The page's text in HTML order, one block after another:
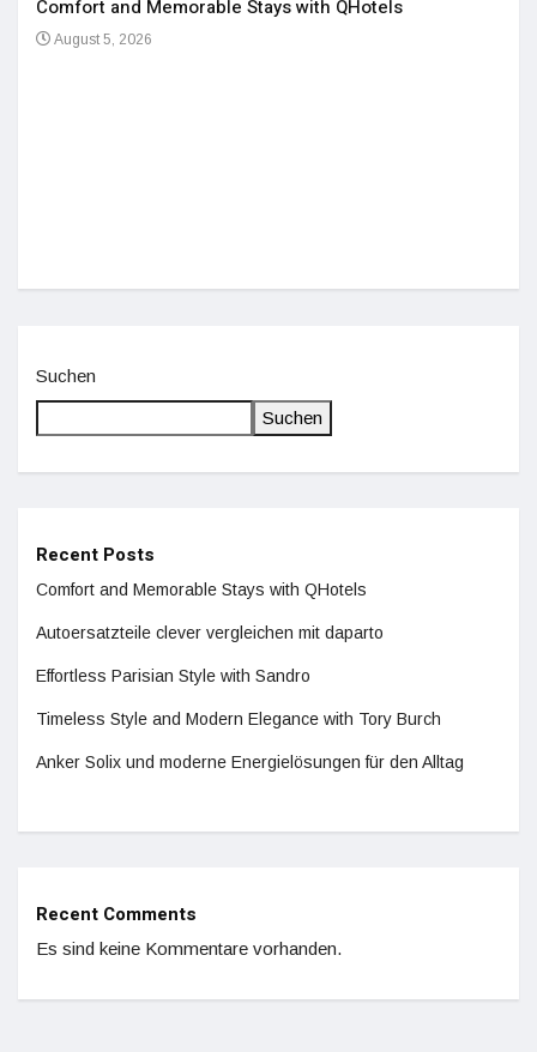
Comfort and Memorable Stays with QHotels
August 5, 2026
Suchen
Suchen
Recent Posts
Comfort and Memorable Stays with QHotels
Autoersatzteile clever vergleichen mit daparto
Effortless Parisian Style with Sandro
Timeless Style and Modern Elegance with Tory Burch
Anker Solix und moderne Energielösungen für den Alltag
Recent Comments
Es sind keine Kommentare vorhanden.